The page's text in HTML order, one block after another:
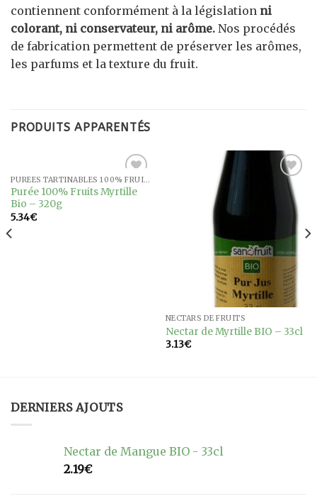
contiennent conformément à la législation ni
colorant, ni conservateur, ni arôme. Nos procédés
de fabrication permettent de préserver les arômes,
les parfums et la texture du fruit.
PRODUITS APPARENTÉS
Ajouter
à la
PURÉES TARTINABLES 100% FRUITS BIO
Purée 100% Fruits Myrtille
Bio – 320g
5.34€
Ajouter
à la
wishlist
NECTARS DE FRUITS
Nectar de Myrtille BIO – 33cl
3.13€
DERNIERS AJOUTS
Nectar de Mangue BIO - 33cl
2.19€